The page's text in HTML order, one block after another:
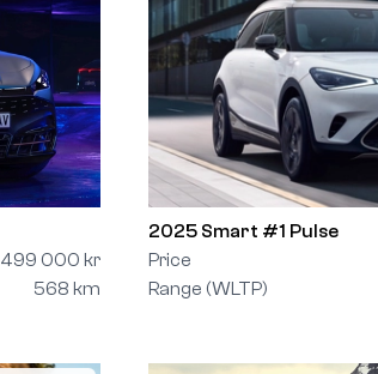
499 000 kr
568 km
2025 Smart #1 Pulse
Price
Range (WLTP)